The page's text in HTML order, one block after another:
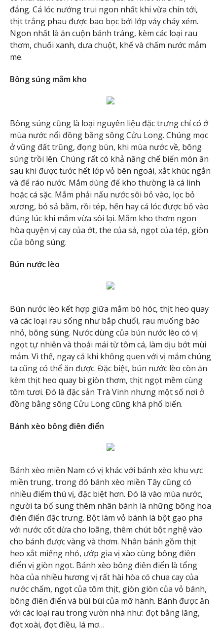
đắng. Cá lóc nướng trui ngon nhất khi vừa chín tới,
thịt trắng phau được bao bọc bởi lớp vảy cháy xém.
Ngon nhất là ăn cuộn bánh tráng, kèm các loại rau
thơm, chuối xanh, dưa chuột, khế và chấm nước mắm
me.
Bông súng mắm kho
Bông súng cũng là loại nguyên liệu đặc trưng chỉ có ở
mùa nước nổi đồng bằng sông Cửu Long. Chúng mọc
ở vũng đất trũng, đọng bùn, khi mùa nước về, bông
súng trồi lên. Chúng rất có khả năng chế biến món ăn
sau khi được tước hết lớp vỏ bên ngoài, xắt khúc ngắn
và để ráo nước. Mắm dùng để kho thường là cá linh
hoặc cá sặc. Mắm phải nấu nước sôi bỏ vào, lọc bỏ
xương, bỏ sả bằm, rồi tép, hến hay cá lóc được bỏ vào
đúng lúc khi mắm vừa sôi lại. Mắm kho thơm ngon
hòa quyện vị cay của ớt, the của sả, ngọt của tép, giòn
của bông súng.
Bún nước lèo
Bún nước lèo kết hợp giữa mắm bò hóc, thịt heo quay
và các loại rau sống như bắp chuối, rau muống bào
nhỏ, bông súng. Nước dùng của bún nước lèo có vị
ngọt tự nhiên và thoải mái từ tôm cá, làm dịu bớt mùi
mắm. Vì thế, ngay cả khi không quen với vị mắm chúng
ta cũng có thể ăn được. Đặc biệt, bún nước lèo còn ăn
kèm thịt heo quay bì giòn thơm, thịt ngọt mềm cùng
tôm tươi. Đó là đặc sản Trà Vinh nhưng một số nơi ở
đồng bằng sông Cửu Long cũng khá phổ biến.
Bánh xèo bông điên điển
Bánh xèo miền Nam có vị khác với bánh xèo khu vực
miền trung, trong đó bánh xèo miền Tây cũng có
nhiều điểm thú vị, đặc biệt hơn. Đó là vào mùa nước,
người ta bổ sung thêm nhân bánh là những bông hoa
điên điển đặc trưng. Bột làm vỏ bánh là bột gạo pha
với nước cốt dừa cho loãng, thêm chút bột nghệ vào
cho bánh được vàng và thơm. Nhân bánh gồm thịt
heo xắt miếng nhỏ, ướp gia vị xào cùng bông điên
điển vị giòn ngọt. Bánh xèo bông điên điển là tổng
hòa của nhiều hương vị rất hài hòa có chua cay của
nước chấm, ngọt của tôm thịt, giòn giòn của vỏ bánh,
bông điên điển và bùi bùi của mỡ hành. Bánh được ăn
với các loại rau trong vườn nhà như: đọt bằng lăng,
đọt xoài, đọt điều, lá mơ…